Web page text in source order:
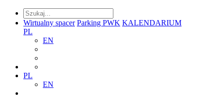
Wirtualny spacer Parking PWK KALENDARIUM
PL
EN
PL
EN